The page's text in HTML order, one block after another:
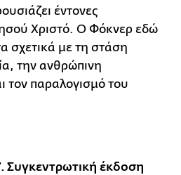
έντονες
Χριστό. Ο Φόκνερ εδώ
σχετικά με τη στάση
την ανθρώπινη
τον παραλογισμό του
Συγκεντρωτική έκδοση